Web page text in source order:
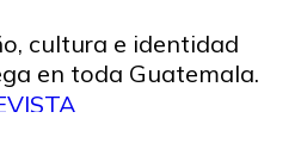
cultura e identidad
en toda Guatemala.